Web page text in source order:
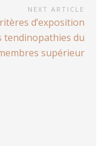
NEXT ARTICLE
d’exposition
tendinopathies du
supérieur